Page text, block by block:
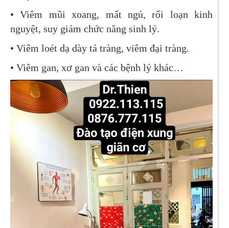
•Viêm mũi xoang, mất ngủ, rối loạn kinh
nguyệt, suy giảm chức năng sinh lý.
• Viêm loét dạ dày tá tràng, viêm đại tràng.
• Viêm gan, xơ gan và các bệnh lý khác…